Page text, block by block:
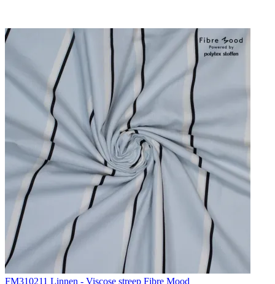
FM310211 Linnen - Viscose streep Fibre Mood